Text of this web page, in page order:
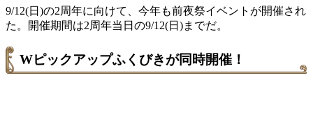
9/12(日)の2周年に向けて、今年も前夜祭イベントが開催され
た。開催期間は2周年当日の9/12(日)までだ。
Wピックアップふくびきが同時開催！